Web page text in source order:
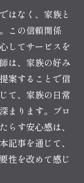
はなく、家族と
この信頼関係
してサービスを
は、家族の好み
案することで信
て、家族の日常
まります。プロ
らす安心感は、
記事を通じて、
性を改めて感じ